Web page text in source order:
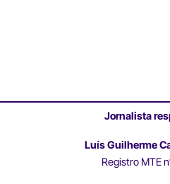
Jornalista
Luís Guilherme
Registro MTE